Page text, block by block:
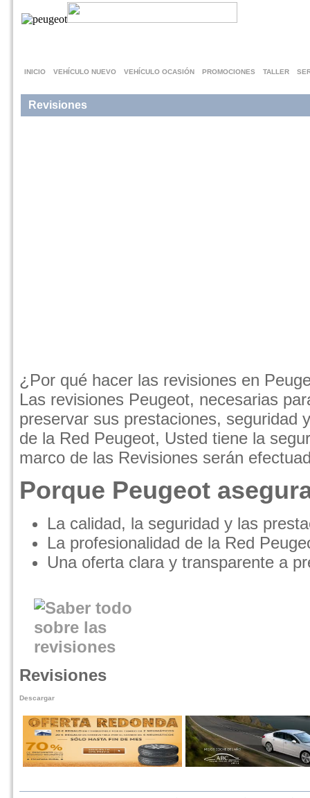
INICIO VEHÍCULO NUEVO VEHÍCULO OCASIÓN PROMOCIONES TALLER
Revisiones
¿Por qué hacer las revisiones en
Las revisiones Peugeot, necesarias
preservar sus prestaciones, seguridad
de la Red Peugeot, Usted tiene la
marco de las Revisiones serán
Porque Peugeot
La calidad, la seguridad y las
La profesionalidad de la Red
Una oferta clara y transparente a
Revisiones
Descargar